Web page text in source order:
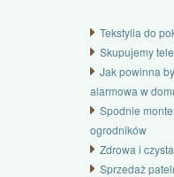
Tekstylia do
Skupujemy
Jak powinna
alarmowa w
Spodnie
ogrodników
Zdrowa i
Sprzedaż